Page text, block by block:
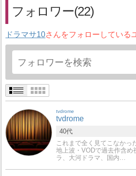
フォロワー(22)
ドラマサ10さんをフォローしている
tvdrome
tvdrome
40代
これまで全く見てこなかっ
地上波・VODで過去作含め
ラ、大河ドラマ、国内…